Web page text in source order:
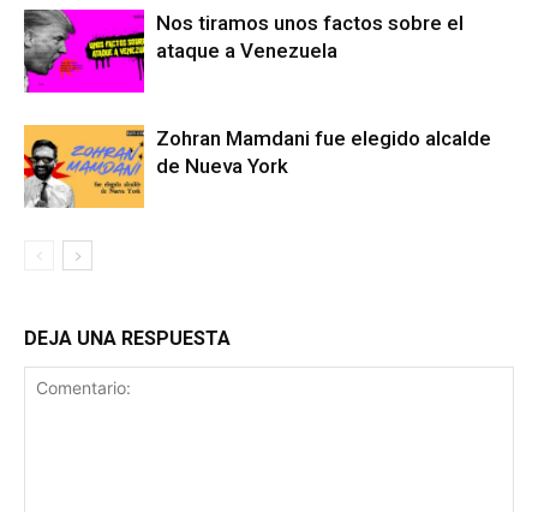
Nos tiramos unos factos sobre el
ataque a Venezuela
Zohran Mamdani fue elegido alcalde
de Nueva York
DEJA UNA RESPUESTA